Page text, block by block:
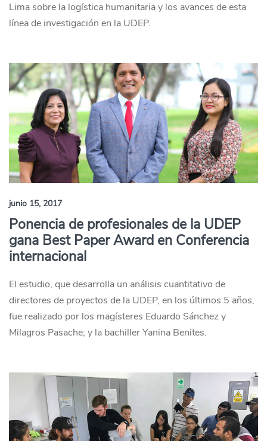
Lima sobre la logística humanitaria y los avances de esta
línea de investigación en la UDEP.
junio 15, 2017
Ponencia de profesionales de la UDEP
gana Best Paper Award en Conferencia
internacional
El estudio, que desarrolla un análisis cuantitativo de
directores de proyectos de la UDEP, en los últimos 5 años,
fue realizado por los magísteres Eduardo Sánchez y
Milagros Pasache; y la bachiller Yanina Benites.